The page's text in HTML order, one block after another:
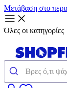
Μετάβαση στο
Όλες οι κατηγορίες